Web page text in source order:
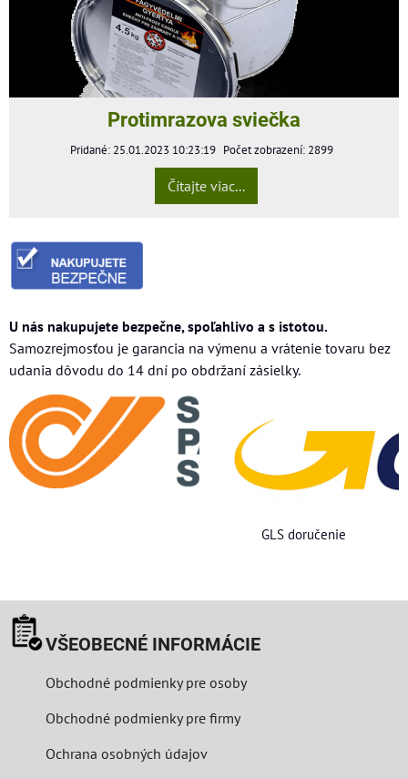
Protimrazova sviečka
Pridané: 25.01.2023 10:23:19 Počet zobrazení: 2899
Čítajte viac...
U nás nakupujete bezpečne, spoľahlivo a s istotou.
Samozrejmosťou je garancia na výmenu a vrátenie tovaru bez
udania dôvodu do 14 dní po obdržaní zásielky.
GLS doručenie
VŠEOBECNÉ INFORMÁCIE
Obchodné podmienky pre osoby
Obchodné podmienky pre firmy
Ochrana osobných údajov